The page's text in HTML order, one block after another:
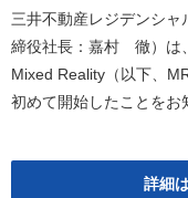
採用情報
お問い合わせ
三井不動産レジデンシャ
締役社長：嘉村 徹）は
Mixed Reality（以下、
初めて開始したことをお
詳細